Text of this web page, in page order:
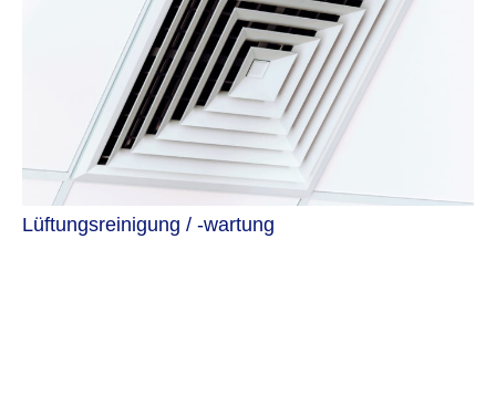
Lüftungsreinigung / -wartung